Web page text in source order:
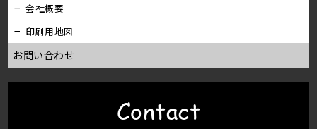
会社概要
印刷用地図
お問い合わせ
Contact